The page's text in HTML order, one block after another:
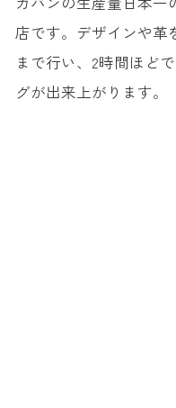
店です。デザインや革
まで行い、2時間ほど
グが出来上がります。